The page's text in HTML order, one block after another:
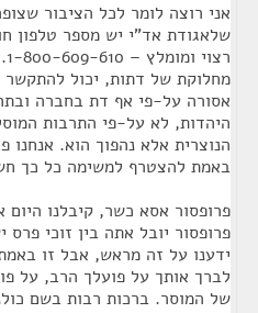
שלאגודת אד"י יש מספר טלפון
מחלוקת של דתות, יכול
אסורה על-פי אף דת בחברה
היהדות, לא על-פי התרבות
הנוצרית אלא נהפוך הוא. אנחנו
באמת להצטרף למשימה כל כך
פרופסור אסא כשר, קיבלנו
פרופסור יובל אתה בין זוכי
ידענו על זה מראש, אבל זו
לברך אותך על פועלך הרב, על
של המוסר. ברכות רבות בשם